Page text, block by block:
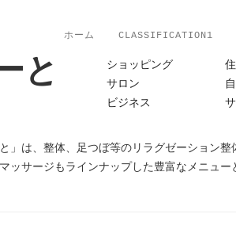
ホーム CLASSIFICATION1
ショッピング
サロン
ビジネス
と
」は、整体、足つぼ等のリラグゼーション
ッサージもラインナップした豊富なメニュ